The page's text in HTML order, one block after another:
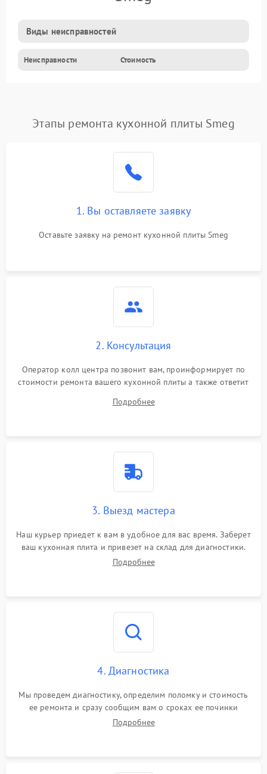
Виды неисправностей
Неисправности Стоимость
Этапы ремонта кухонной плиты Smeg
1. Вы оставляете заявку
Оставьте заявку на ремонт кухонной плиты Smeg
2. Консультация
Оператор колл центра позвонит вам, проинформирует по
стоимости ремонта вашего кухонной плиты а также ответит
Подробнее
3. Выезд мастера
Наш курьер приедет к вам в удобное для вас время. Заберет
ваш кухонная плита и привезет на склад для диагностики.
Подробнее
4. Диагностика
Мы проведем диагностику, определим поломку и стоимость
ее ремонта и сразу сообщим вам о сроках ее починки
Подробнее